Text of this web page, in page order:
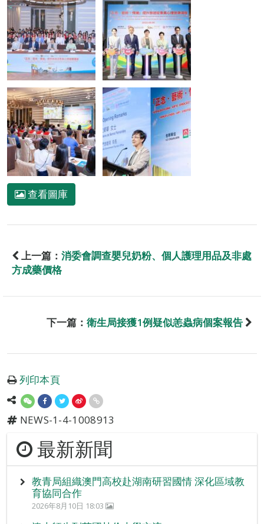
查看圖庫
上一篇： 消委會調查嬰兒奶粉、個人護理用品及非處
方成藥價格
下一篇： 衛生局接獲1例疑似恙蟲病個案報告
列印本頁
NEWS-1-4-1008913
最新新聞
教青局組織澳門高校赴湖南研習國情 深化區域教
育協同合作
2026年8月10日 18:03